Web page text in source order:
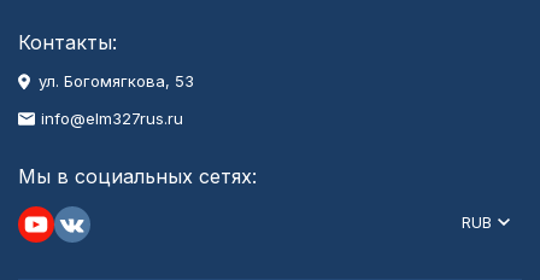
Контакты:
ул. Богомягкова, 53
info@elm327rus.ru
Мы в социальных сетях:
RUB